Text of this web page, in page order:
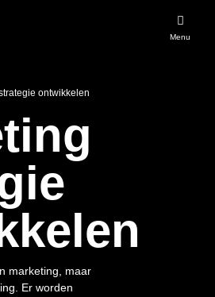
Menu
ontwikkelen
marketing, maar
Er worden